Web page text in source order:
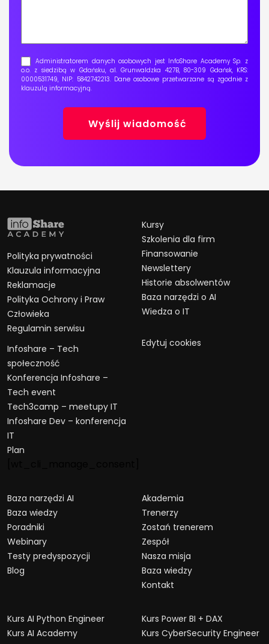
Administratorem danych osobowych jest InfoShare Academy Sp. z
o.o. z siedzibą w Gdańsku, al. Grunwaldzka 427B, 80-309 Gdańsk, KRS:
0000531749, NIP: 5842742213. Dane osobowe przetwarzane są zgodnie z
klauzulą informacyjną.
Polityka prywatności
Klauzula informacyjna
Reklamacje
Polityka Ochrony i Praw
Człowieka
Regulamin serwisu
Infoshare – Tech
społeczność
Konferencja Infoshare –
Tech event
Tech3camp – meetupy IT
Infoshare Dev – konferencja
IT
Plan
Kursy
Szkolenia dla firm
Finansowanie
Newslettery
Historie absolwentów
Baza narzędzi o AI
Wiedza o IT
Edytuj cookies
Baza narzędzi AI
Baza wiedzy
Poradniki
Webinary
Testy predyspozycji
Blog
Akademia
Trenerzy
Zostań trenerem
Zespół
Nasza misja
Baza wiedzy
Kontakt
Kurs AI Python Engineer
Kurs AI Academy
Kurs Power BI + DAX
Kurs CyberSecurity Engineer